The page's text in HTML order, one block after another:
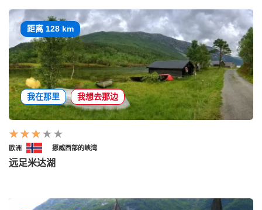
距离 128 km
我在那里 我想去那边
欧洲 挪威西部的峡湾
远足米达湖